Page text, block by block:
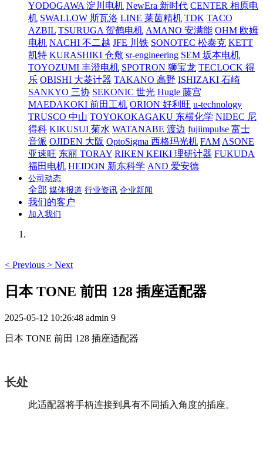
YODOGAWA 淀川电机 NewEra 新时代 CENTER 相原电
机 SWALLOW 斯瓦洛 LINE 莱茵精机 TDK TACO
AZBIL TSURUGA 贺鹤电机 AMANO 安满能 OHM 欧姆
电机 NACHI 不二越 JFE 川铁 SONOTEC 松泰克 KETT
凯特 KURASHIKI 仓敷 sr-engineering SEM 坂本电机
TOYOZUMI 丰澄电机 SPOTRON 狮宝龙 TECLOCK 得
乐 OBISHI 大菱计器 TAKANO 高野 ISHIZAKI 石崎
SANKYO 三协 SEKONIC 世光 Hugle 藤宫
MAEDAKOKI 前田工机 ORION 好利旺 u-technology
TRUSCO 中山 TOYOKOKAGAKU 东横化学 NIDEC 尼
得科 KIKUSUI 菊水 WATANABE 渡边 fujiimpulse 富士
音派 OJIDEN 大阪 OptoSigma 西格玛光机 FAM ASONE
亚速旺 东丽 TORAY RIKEN KEIKI 理研计器 FUKUDA
福田电机 HEIDON 新东科学 AND 爱安德
公司动态
全部 媒体报道 行业资讯 企业新闻
我们的客户
加入我们
< Previous > Next
日本 TONE 前田 128 插座适配器
2025-05-12 10:26:48 admin 9
日本 TONE 前田 128 插座适配器
长处
此适配器将手柄连接到具有不同插入角度的插座。